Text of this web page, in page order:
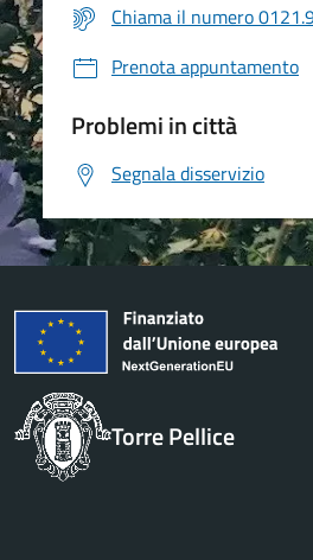
Chiama il numero
Prenota appuntamento
Problemi in città
Segnala disservizio
Torre Pellice